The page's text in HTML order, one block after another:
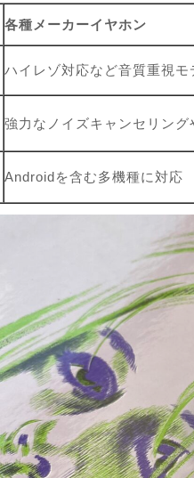
各種メーカーイヤホン
ハイレゾ対応など音質重視モ
強力なノイズキャンセリング
Androidを含む多機種に対応